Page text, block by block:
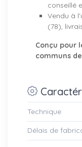
conseillé
Vendu à
(78),
Conçu pour
communs
Technique
Délais de